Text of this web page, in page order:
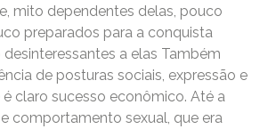
mito dependentes delas, pouco
preparados para a conquista
desinteressantes a elas Também
de posturas sociais, expressão e
claro sucesso econômico. Até a
comportamento sexual, que era